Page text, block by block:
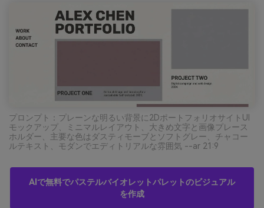
プロンプト：プレーンな明るい背景に2DポートフォリオサイトUI
モックアップ、ミニマルレイアウト、大きめ文字と画像プレース
ホルダー、主要な色はダスティモーブとソフトグレー、チャコー
ルテキスト、モダンでエディトリアルな雰囲気 --ar 21:9
AIで無料でパステルバイオレットパレットのビジュアル
を作成